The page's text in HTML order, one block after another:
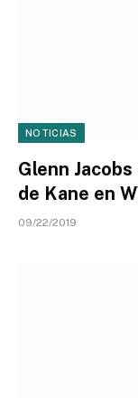
NOTICIAS
Glenn
de Kane en
09/22/2019